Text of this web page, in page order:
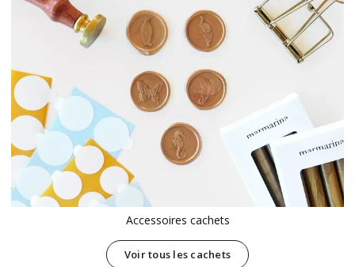
Accessoires cachets
Voir tous les cachets